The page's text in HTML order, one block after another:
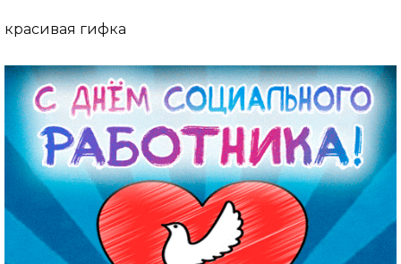
красивая гифка